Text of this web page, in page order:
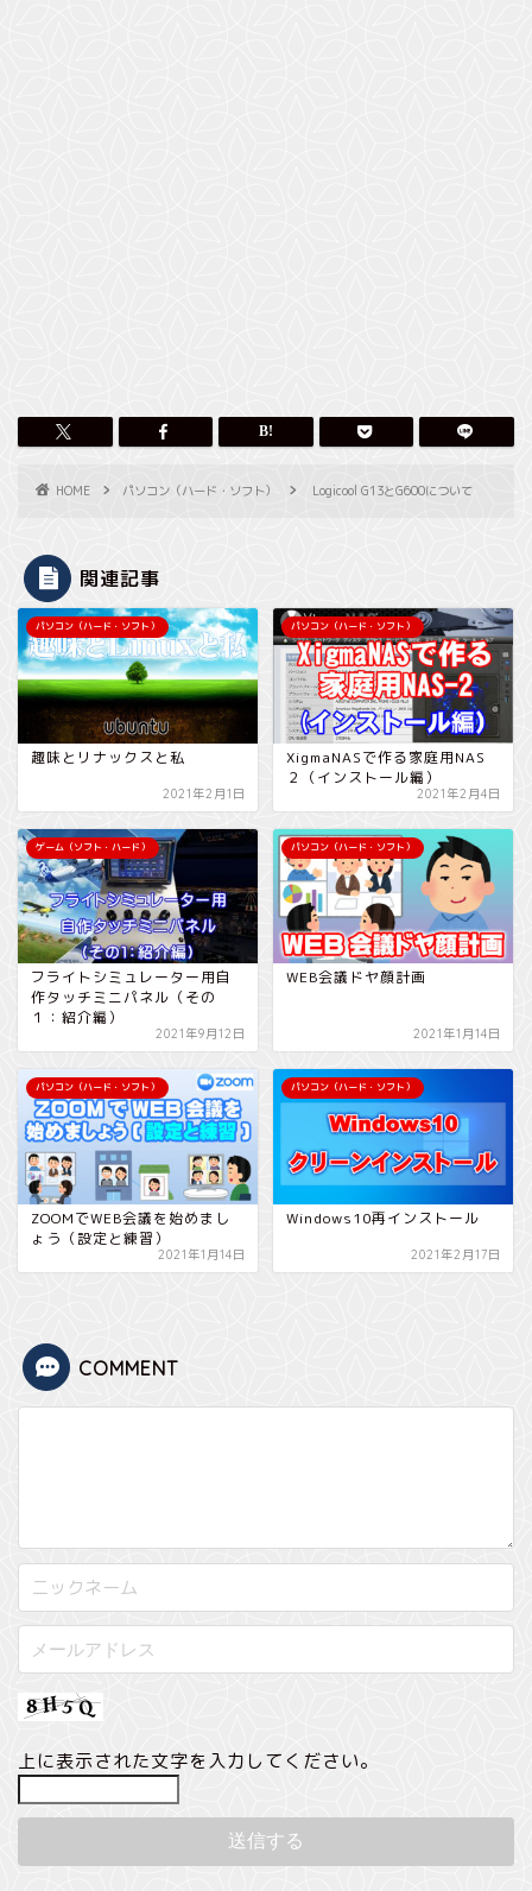
HOME パソコン（ハード・ソフト） Logicool G13とG600について
関連記事
パソコン（ハード・ソフト）
趣味とリナックスと私
2021年2月1日
パソコン（ハード・ソフト）
XigmaNASで作る家庭用NAS
２（インストール編）
2021年2月4日
ゲーム（ソフト・ハード）
フライトシミュレーター用自
作タッチミニパネル（その
１：紹介編）
2021年9月12日
パソコン（ハード・ソフト）
WEB会議ドヤ顔計画
2021年1月14日
パソコン（ハード・ソフト）
ZOOMでWEB会議を始めまし
ょう（設定と練習）
2021年1月14日
パソコン（ハード・ソフト）
Windows10再インストール
2021年2月17日
COMMENT
上に表示された文字を入力してください。